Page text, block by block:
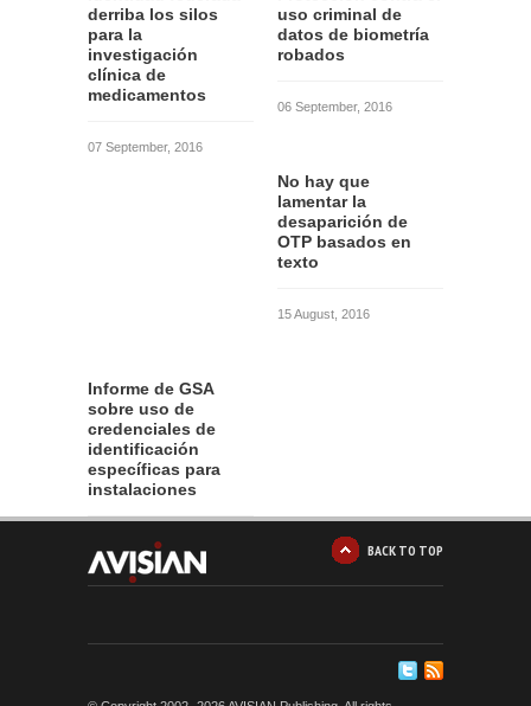
derriba los silos
para la
investigación
clínica de
medicamentos
07 September, 2016
uso criminal de
datos de biometría
robados
06 September, 2016
No hay que
lamentar la
desaparición de
OTP basados en
texto
15 August, 2016
Informe de GSA
sobre uso de
credenciales de
identificación
específicas para
instalaciones
12 August, 2016 BACK TO TOP